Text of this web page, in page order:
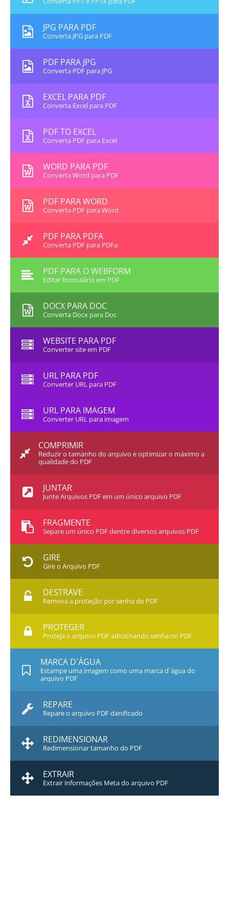
JPG PARA PDF
Converta JPG para PDF
PDF PARA JPG
Converta PDF para JPG
EXCEL PARA PDF
Converta Excel para PDF
PDF TO EXCEL
Converta PDF para Excel
WORD PARA PDF
Converta Word para PDF
PDF PARA WORD
Converta PDF para Word
PDF PARA PDFA
Converta PDF para PDFa
PDF PARA O WEBFORM
Editar formulário em PDF
DOCX PARA DOC
Converta Docx para Doc
WEBSITE PARA PDF
Converter site em PDF
URL PARA PDF
Converter URL para PDF
URL PARA IMAGEM
Converter URL para imagem
COMPRIMIR
Reduzir o tamanho do arquivo e optimizar o máximo a
qualidade do PDF
JUNTAR
Junte Arquivos PDF em um único arquivo PDF
FRAGMENTE
Separe um único PDF dentre diversos arquivos PDF
GIRE
Gire o Arquivo PDF
DESTRAVE
Remova a proteção por senha do PDF
PROTEGER
Proteja o arquivo PDF adicionando senha no PDF
MARCA D`ÁGUA
Estampe uma imagem como uma marca d`água do
arquivo PDF
REPARE
Repare o arquivo PDF danificado
REDIMENSIONAR
Redimensionar tamanho do PDF
EXTRAIR
Extrair informações Meta do arquivo PDF